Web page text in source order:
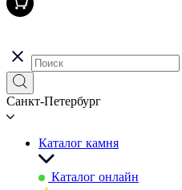
Санкт-Петербург
Каталог камня
Каталог онлайн